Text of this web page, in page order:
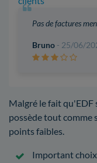
Pas de factures
Bruno - 25/06/
Malgré le fait
possède tout comme
points faibles.
Important